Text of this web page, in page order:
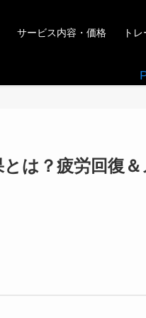
サービス内容・価格 ト
は？疲労回復